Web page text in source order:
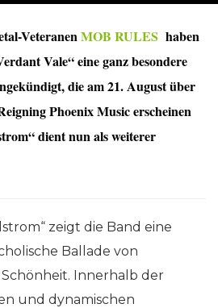
VeteranenMOB RULES haben
Vale“ eine ganz besondere
die am 21. August über
Phoenix Music erscheinen
dient nun als weiterer
zeigt die Band eine
Ballade von
Innerhalb der
und dynamischen